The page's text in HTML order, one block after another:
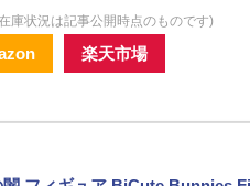
庫状況は記事公開時点のものです)
楽天市場